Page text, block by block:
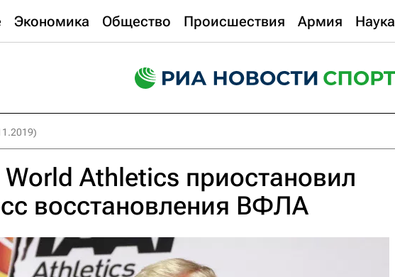
Экономика Общество Происшествия Армия Наука
World Athletics приостановил
восстановления ВФЛА